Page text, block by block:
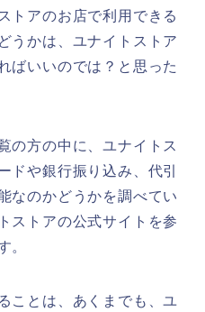
トアのお店で利用できる
うかは、ユナイトストア
ばいいのでは？と思った
の方の中に、ユナイトス
ドや銀行振り込み、代引
なのかどうかを調べてい
ストアの公式サイトを参
。
ことは、あくまでも、ユ